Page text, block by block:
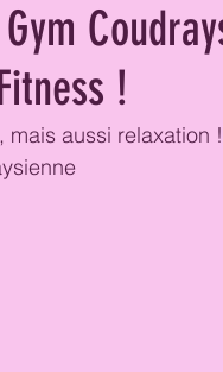
!
mais aussi relaxation